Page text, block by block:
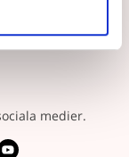
medier.